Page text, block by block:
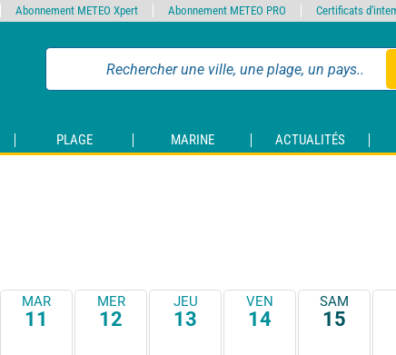
PLAGE MARINE ACTUALITÉS
MAR
11
MER
12
JEU
13
VEN
14
SAM
15
Abonnement METEO Xpert Abonnement METEO PRO Certificats